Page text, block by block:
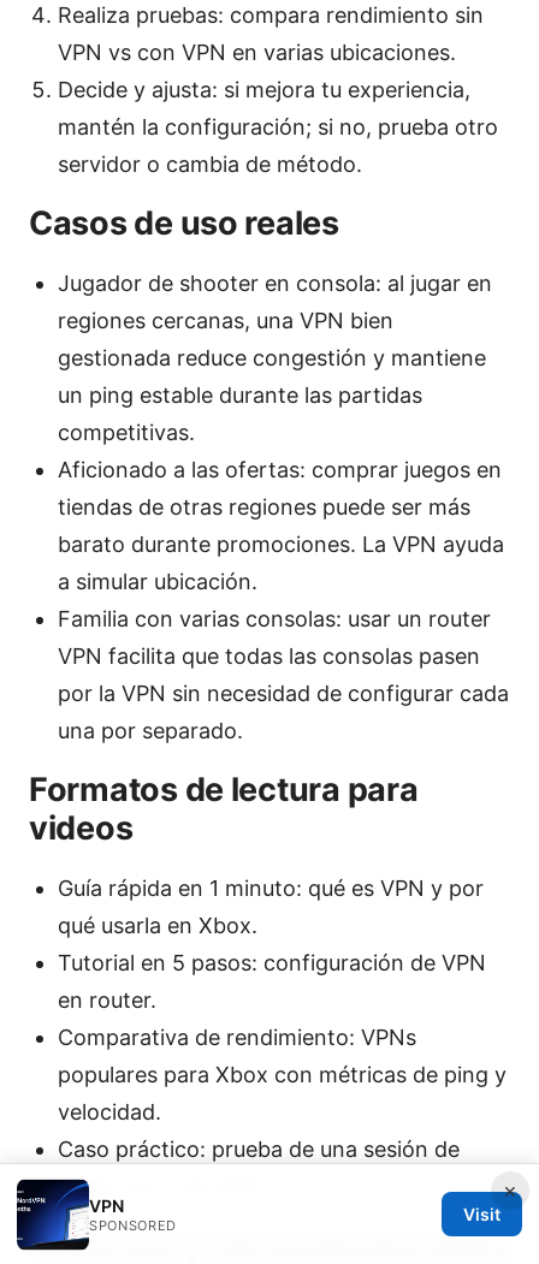
Realiza pruebas: compara rendimiento sin
VPN vs con VPN en varias ubicaciones.
Decide y ajusta: si mejora tu experiencia,
mantén la configuración; si no, prueba otro
servidor o cambia de método.
Casos de uso reales
Jugador de shooter en consola: al jugar en
regiones cercanas, una VPN bien
gestionada reduce congestión y mantiene
un ping estable durante las partidas
competitivas.
Aficionado a las ofertas: comprar juegos en
tiendas de otras regiones puede ser más
barato durante promociones. La VPN ayuda
a simular ubicación.
Familia con varias consolas: usar un router
VPN facilita que todas las consolas pasen
por la VPN sin necesidad de configurar cada
una por separado.
Formatos de lectura para
videos
Guía rápida en 1 minuto: qué es VPN y por
qué usarla en Xbox.
Tutorial en 5 pasos: configuración de VPN
en router.
Comparativa de rendimiento: VPNs
populares para Xbox con métricas de ping y
velocidad.
Caso práctico: prueba de una sesión de
juego con y sin VPN.
Recursos y herramientas útiles
×
VPN
SPONSORED
Visit